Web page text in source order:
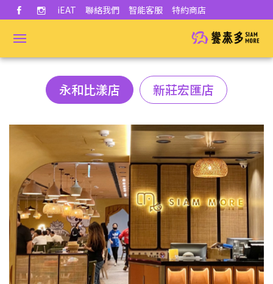
iEAT 聯絡我們 智能客服 特約商店
永和比漾店 新莊宏匯店